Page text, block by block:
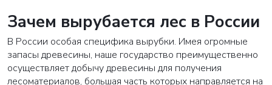
Зачем вырубается лес в России
В России особая специфика вырубки. Имея огромные
запасы древесины, наше государство преимущественно
осуществляет добычу древесины для получения
лесоматериалов, большая часть которых направляется на